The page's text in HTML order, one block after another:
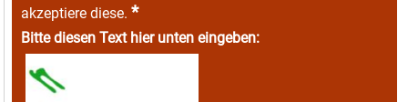
akzeptiere diese. *
Bitte diesen Text hier unten eingeben: